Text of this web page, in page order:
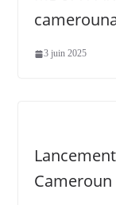
3 juin 2025
Cameroun